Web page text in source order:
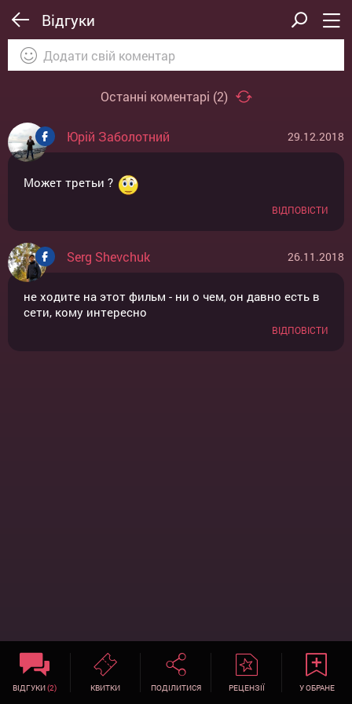
Відгуки
ВІДПРАВИТИ
Останні коментарі (2)
Юрій Заболотний 29.12.2018
Может третьи ?
ВІДПОВІСТИ
Serg Shevchuk 26.11.2018
не ходите на этот фильм - ни о чем, он давно есть в
сети, кому интересно
ВІДПОВІСТИ
ВІДГУКИ(2) КВИТКИ ПОДІЛИТИСЯ РЕЦЕНЗІЇ У ОБРАНЕ